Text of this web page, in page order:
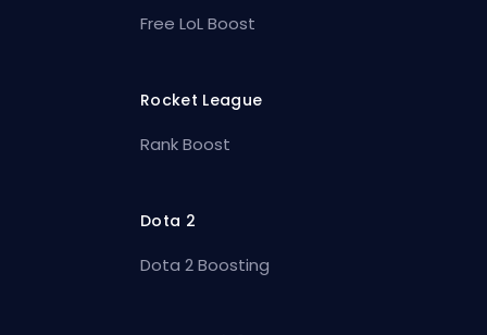
Free LoL Boost
Rocket League
Rank Boost
Dota 2
Dota 2 Boosting